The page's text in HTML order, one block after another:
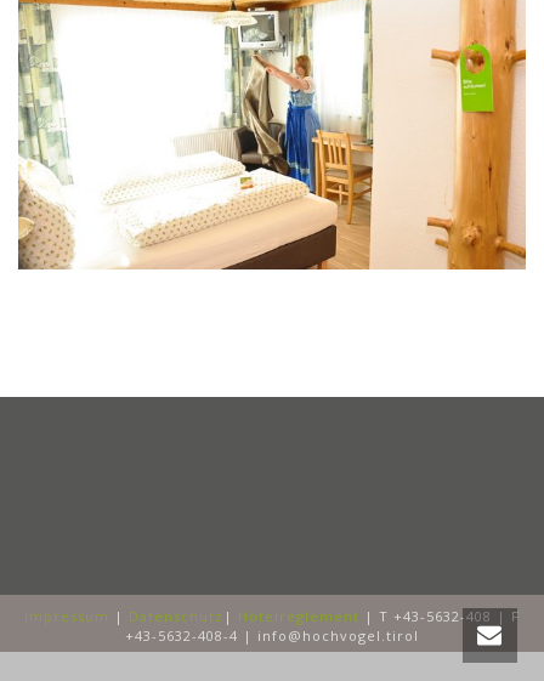
Impressum | Datenschutz | Hotelreglement | T +43-5632-408 | F
+43-5632-408-4 | info@hochvogel.tirol